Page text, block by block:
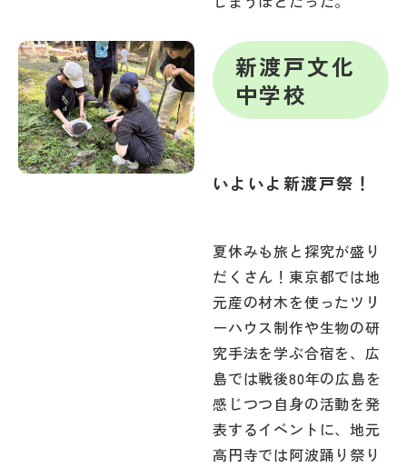
運営会社
新渡戸文化
中学校
いよいよ新渡戸祭！
夏休みも旅と探究が盛り
だくさん！東京都では地
元産の材木を使ったツリ
ーハウス制作や生物の研
究手法を学ぶ合宿を、広
島では戦後80年の広島を
感じつつ自身の活動を発
表するイベントに、地元
高円寺では阿波踊り祭り